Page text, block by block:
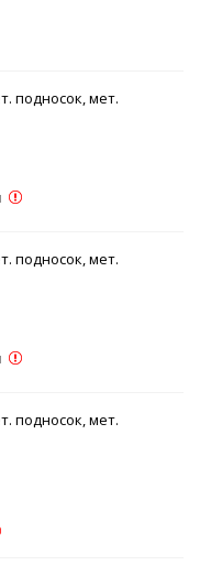
подносок, мет.
подносок, мет.
подносок, мет.